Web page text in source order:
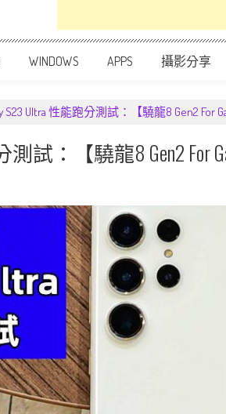
WINDOWS APPS 攝影分享
S23 Ultra 性能跑分測試：【驍龍8 Gen2 For
測試：【驍龍8 Gen2